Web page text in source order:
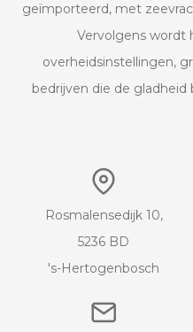
geïmporteerd, met
Vervolgens wordt
overheidsinstellingen,
bedrijven die de
Rosmalensedijk 10,
5236 BD
's-Hertogenbosch